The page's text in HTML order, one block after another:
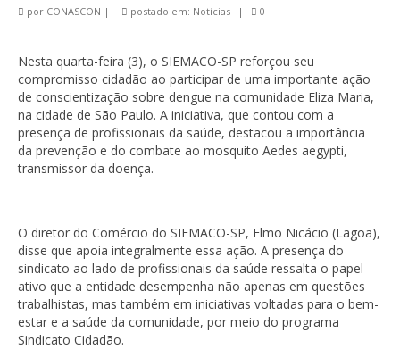
por CONASCON | postado em: Notícias | 0
Nesta quarta-feira (3), o SIEMACO-SP reforçou seu
compromisso cidadão ao participar de uma importante ação
de conscientização sobre dengue na comunidade Eliza Maria,
na cidade de São Paulo. A iniciativa, que contou com a
presença de profissionais da saúde, destacou a importância
da prevenção e do combate ao mosquito Aedes aegypti,
transmissor da doença.
O diretor do Comércio do SIEMACO-SP, Elmo Nicácio (Lagoa),
disse que apoia integralmente essa ação. A presença do
sindicato ao lado de profissionais da saúde ressalta o papel
ativo que a entidade desempenha não apenas em questões
trabalhistas, mas também em iniciativas voltadas para o bem-
estar e a saúde da comunidade, por meio do programa
Sindicato Cidadão.